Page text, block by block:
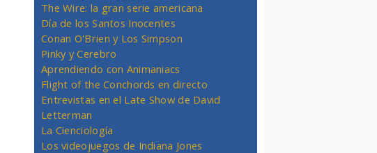
The Wire: la gran serie americana
Día de los Santos Inocentes
Conan O'Brien y Los Simpson
Pinky y Cerebro
Aprendiendo con Animaniacs
Flight of the Conchords en directo
Entrevistas en el Late Show de David
Letterman
La Cienciología
Los videojuegos de Indiana Jones